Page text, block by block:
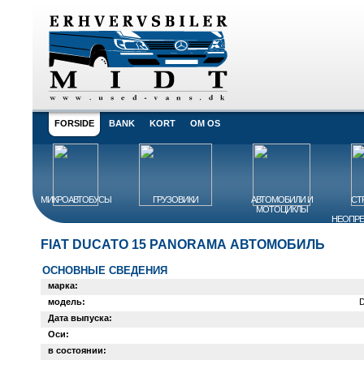
FORSIDE BANK KORT OM OS
МИКРОАВТОБУСЫ ГРУЗОВИКИ
АВТОМОБИЛИ И
МОТОЦИКЛЫ
FIAT DUCATO 15 PANORAMA АВТОМОБИЛЬ
ОСНОВНЫЕ СВЕДЕНИЯ
марка:
модель:
Дата выпуска:
Оси:
в состоянии: